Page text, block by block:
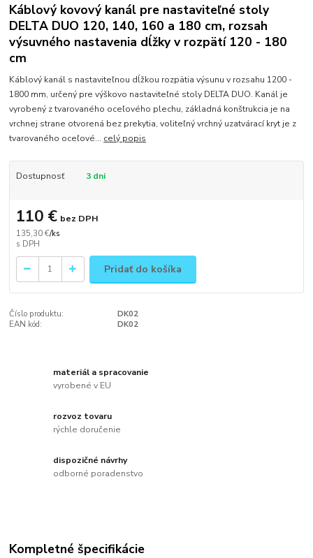
Káblový kovový kanál pre nastaviteľné stoly
DELTA DUO 120, 140, 160 a 180 cm, rozsah
výsuvného nastavenia dĺžky v rozpätí 120 - 180
cm
Káblový kanál s nastaviteľnou dĺžkou rozpätia výsunu v rozsahu 1200 -
1800 mm, určený pre výškovo nastaviteľné stoly DELTA DUO. Kanál je
vyrobený z tvarovaného oceľového plechu, základná konštrukcia je na
vrchnej strane otvorená bez prekytia, voliteľný vrchný uzatvárací kryt je z
tvarovaného oceľové... celý popis
Dostupnosť 3 dni
135,30 €/ks
110 € bez DPH
Pridať do košíka
Číslo produktu:
DK02
EAN kód:
DK02
materiál a spracovanie
vyrobené v EU
rozvoz tovaru
rýchle doručenie
dispozičné návrhy
odborné poradenstvo
Kompletné špecifikácie